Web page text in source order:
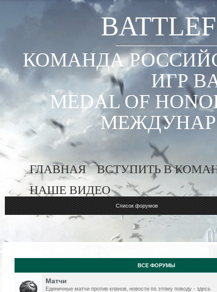
КОМАНДА
ИГР
MEDAL OF
ГЛАВНАЯ
ВСТУПИТЬ В
НАШЕ ВИДЕО
Список форумов
ВСЕ ФОРУМЫ
Матчи
Единичные матчи против кланов, новости по этому поводу - здесь